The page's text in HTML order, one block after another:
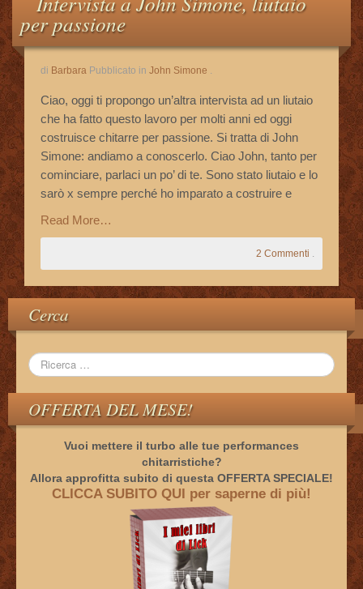
Le Vostre Email
Cookie Policy
Privacy Policy
per passione
di Barbara Pubblicato in John Simone .
Ciao, oggi ti propongo un’altra intervista ad un liutaio
che ha fatto questo lavoro per molti anni ed oggi
costruisce chitarre per passione. Si tratta di John
Simone: andiamo a conoscerlo. Ciao John, tanto per
cominciare, parlaci un po’ di te. Sono stato liutaio e lo
sarò x sempre perché ho imparato a costruire e
Read More…
2 Commenti .
Cerca
OFFERTA DEL MESE!
Vuoi mettere il turbo alle tue performances
chitarristiche?
Allora approfitta subito di questa OFFERTA SPECIALE!
CLICCA SUBITO QUI per saperne di più!